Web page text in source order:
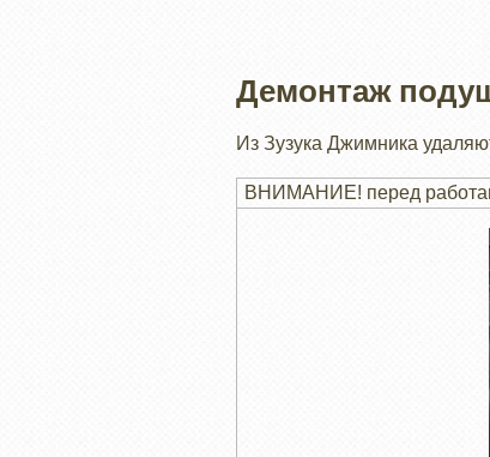
Демонтаж
Из Зузука Джимника
ВНИМАНИЕ! перед